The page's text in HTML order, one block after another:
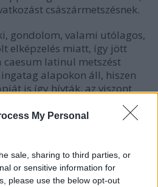
My Personal
sale, sharing to third parties, or
or sensitive information for
please use the below opt-out
császármetszésnek.
gondolom, valami utólagos,
elképzelés miatt, így jött
latinul metszést
alapokon áll, hiszen
is így hívták, az viszont
hozott arról, hogy ha a
akkor meg kell
úton világra segíteni. El
a túlélésre. Kevés,